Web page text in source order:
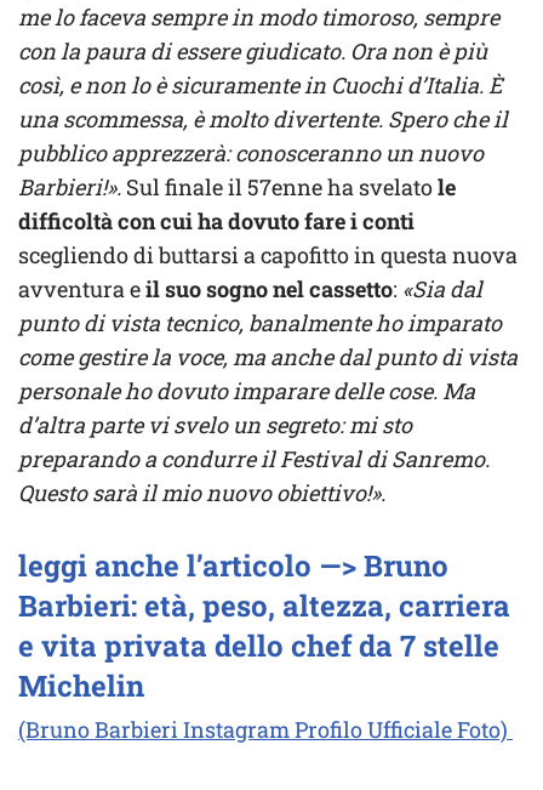
me lo faceva sempre in modo timoroso, sempre
con la paura di essere giudicato. Ora non è più
così, e non lo è sicuramente in Cuochi d’Italia. È
una scommessa, è molto divertente. Spero che il
pubblico apprezzerà: conosceranno un nuovo
Barbieri!». Sul finale il 57enne ha svelatole
difficoltà con cui ha dovuto fare i conti
scegliendo di buttarsi a capofitto in questa nuova
avventura eil suo sogno nel cassetto: «Sia dal
punto di vista tecnico, banalmente ho imparato
come gestire la voce, ma anche dal punto di vista
personale ho dovuto imparare delle cose. Ma
d’altra parte vi svelo un segreto: mi sto
preparando a condurre il Festival di Sanremo.
Questo sarà il mio nuovo obiettivo!».
leggi anche l’articolo —> Bruno
Barbieri: età, peso, altezza, carriera
e vita privata dello chef da 7 stelle
Michelin
(Bruno Barbieri Instagram Profilo Ufficiale Foto)